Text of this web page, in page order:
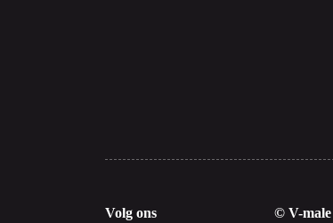
Volg ons © V-male